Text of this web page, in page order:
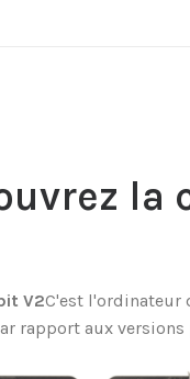
V2C'est l'ordinateur
rapport aux